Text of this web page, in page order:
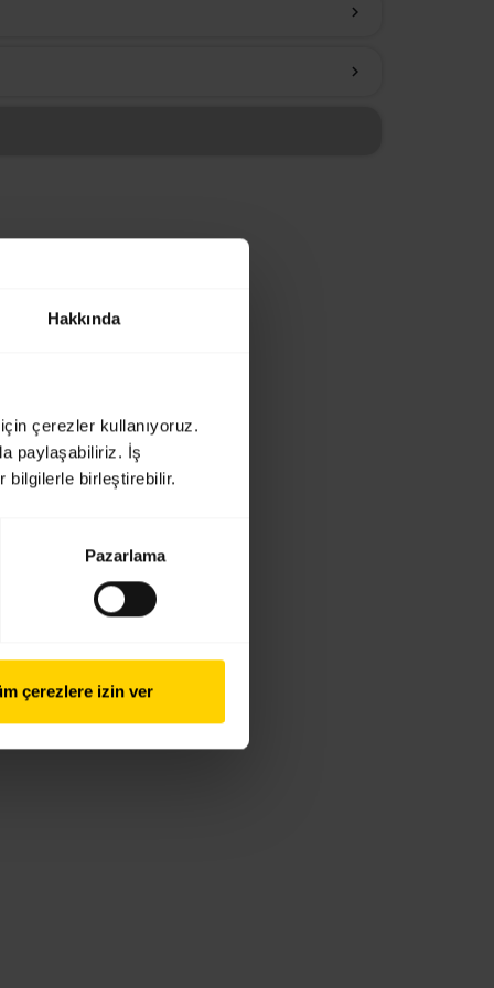
Hakkında
çerezler kullanıyoruz.
paylaşabiliriz. İş
bilgilerle birleştirebilir.
Pazarlama
çerezlere izin ver
chevron_right
chevron_right